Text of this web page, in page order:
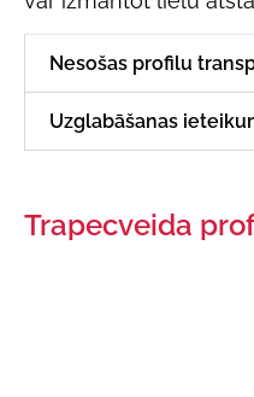
Nesošas profilu
Uzglabāšanas
Trapecveida